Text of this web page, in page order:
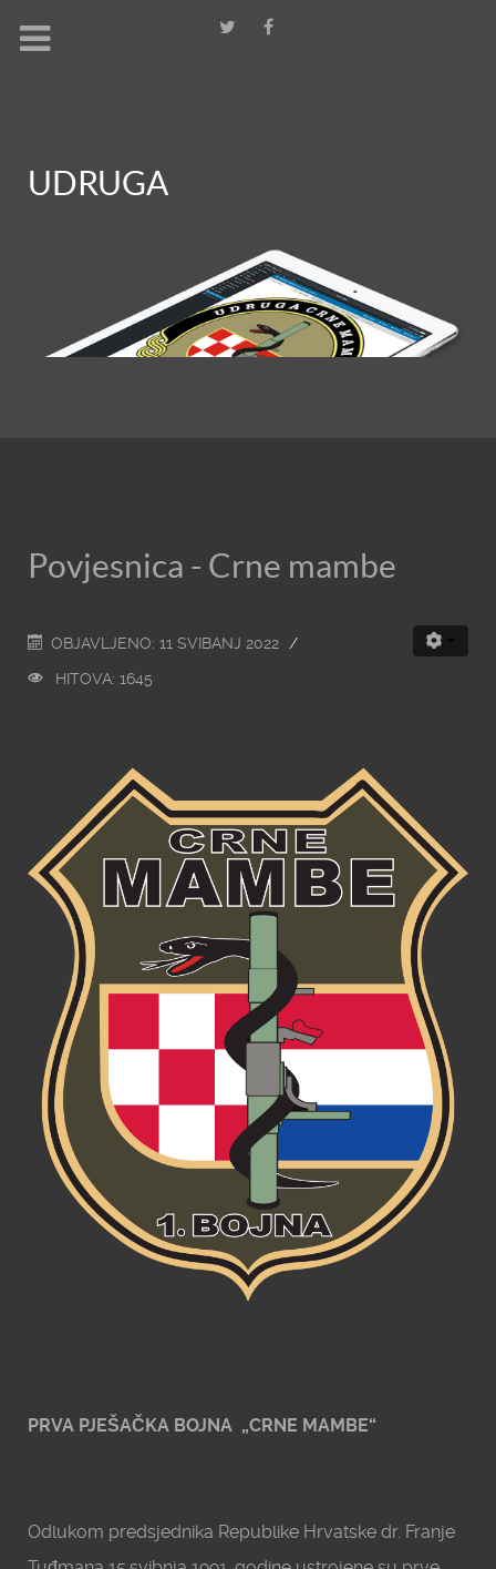
UDRUGA
Povjesnica - Crne mambe
OBJAVLJENO: 11 SVIBANJ 2022
HITOVA: 1645
PRVA PJEŠAČKA BOJNA „CRNE MAMBE“
Odlukom predsjednika Republike Hrvatske dr. Franje